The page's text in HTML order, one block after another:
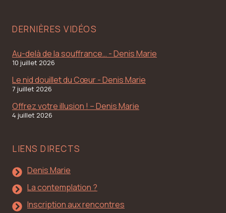
DERNIÈRES VIDÉOS
Au-delà de la souffrance… - Denis Marie
10 juillet 2026
Le nid douillet du Cœur - Denis Marie
7 juillet 2026
Offrez votre illusion ! – Denis Marie
4 juillet 2026
LIENS DIRECTS
Denis Marie
La contemplation ?
Inscription aux rencontres